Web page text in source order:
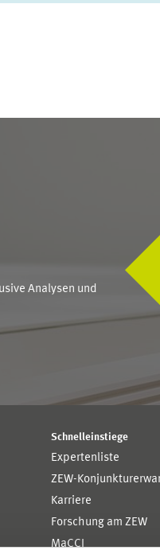
Analysen und
Schnelleinstiege
Expertenliste
ZEW-
Karriere
Forschung am ZEW
MaCCI